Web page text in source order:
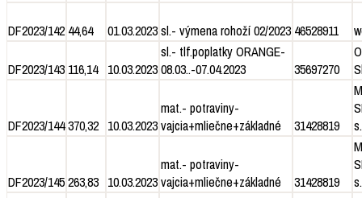
DF2023/142 44,64 01.03.2023sl.- výmena rohoží 02/2023 46528911
DF2023/143 116,14 10.03.2023
sl.- tlf.poplatky ORANGE-
08.03..-07.04.2023
35697270
DF2023/144370,32 10.03.2023
mat.- potraviny-
vajcia+mliečne+základné
31428819
DF2023/145263,83 10.03.2023
mat.- potraviny-
vajcia+mliečne+základné
31428819